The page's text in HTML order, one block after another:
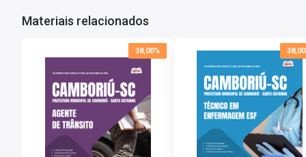
Materiais relacionados
38,00%